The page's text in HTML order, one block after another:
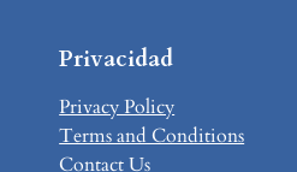
Privacidad
Privacy Policy
Terms and Conditions
Contact Us